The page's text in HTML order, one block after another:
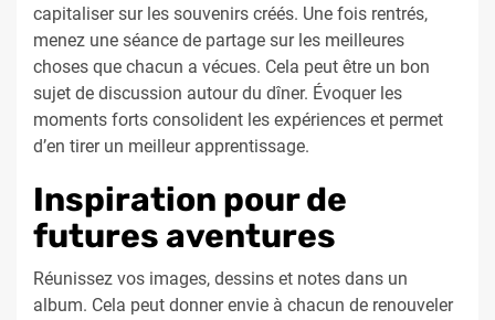
capitaliser sur les souvenirs créés. Une fois rentrés,
menez une séance de partage sur les meilleures
choses que chacun a vécues. Cela peut être un bon
sujet de discussion autour du dîner. Évoquer les
moments forts consolident les expériences et permet
d’en tirer un meilleur apprentissage.
Inspiration pour de
futures aventures
Réunissez vos images, dessins et notes dans un
album. Cela peut donner envie à chacun de renouveler